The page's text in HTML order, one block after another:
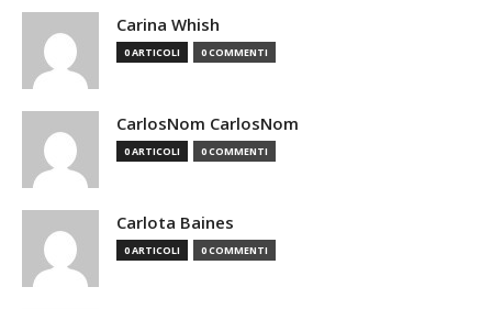
Carina Whish
0 ARTICOLI 0 COMMENTI
CarlosNom CarlosNom
0 ARTICOLI 0 COMMENTI
Carlota Baines
0 ARTICOLI 0 COMMENTI